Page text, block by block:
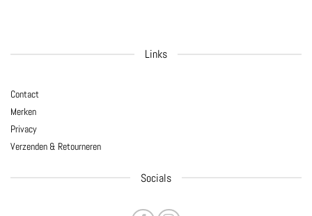
Links
Contact
Merken
Privacy
Verzenden & Retourneren
Socials